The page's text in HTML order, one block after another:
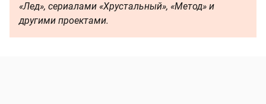
«Лед», сериалами «Хрустальный», «Метод» и
другими проектами.